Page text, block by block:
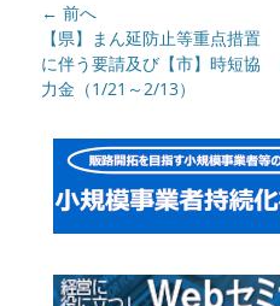
リ
ー
投
稿
ナ
ビ
ゲ
シ
ョ
← 前へ
前
の
記
【県】まん延防止等重点措置
に伴う要請及び【市】時短協
力金（1/21～2/13）